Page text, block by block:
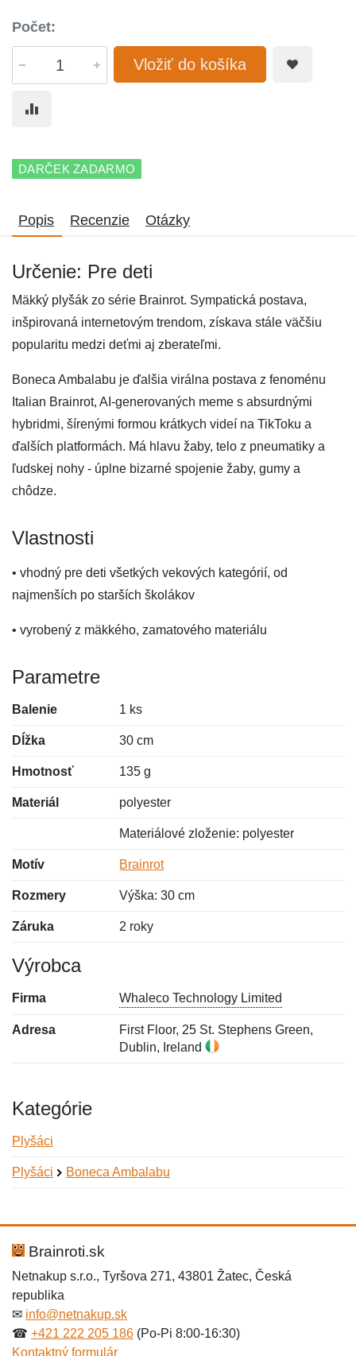
Počet:
Vložiť do košíka
DARČEK ZADARMO
Popis Recenzie Otázky
Určenie: Pre deti
Mäkký plyšák zo série Brainrot. Sympatická postava,
inšpirovaná internetovým trendom, získava stále väčšiu
popularitu medzi deťmi aj zberateľmi.
Boneca Ambalabu je ďalšia virálna postava z fenoménu
Italian Brainrot, AI-generovaných meme s absurdnými
hybridmi, šírenými formou krátkych videí na TikToku a
ďalších platformách. Má hlavu žaby, telo z pneumatiky a
ľudskej nohy - úplne bizarné spojenie žaby, gumy a
chôdze.
Vlastnosti
• vhodný pre deti všetkých vekových kategórií, od
najmenších po starších školákov
• vyrobený z mäkkého, zamatového materiálu
Parametre
Balenie 1 ks
Dĺžka 30 cm
Hmotnosť 135 g
Materiál polyester
Materiálové zloženie: polyester
Motív Brainrot
Rozmery Výška: 30 cm
Záruka 2 roky
Výrobca
Firma Whaleco Technology Limited
Adresa
First Floor, 25 St. Stephens Green,
Dublin, Ireland
Kategórie
Plyšáci
Plyšáci Boneca Ambalabu
Hodnotenie:
Meno:*
Meno:
E-mail:*
Brainroti.sk
Netnakup s.r.o., Tyršova 271, 43801 Žatec, Česká
republika
✉ info@netnakup.sk
☎ +421 222 205 186 (Po-Pi 8:00-16:30)
Kontaktný formulár